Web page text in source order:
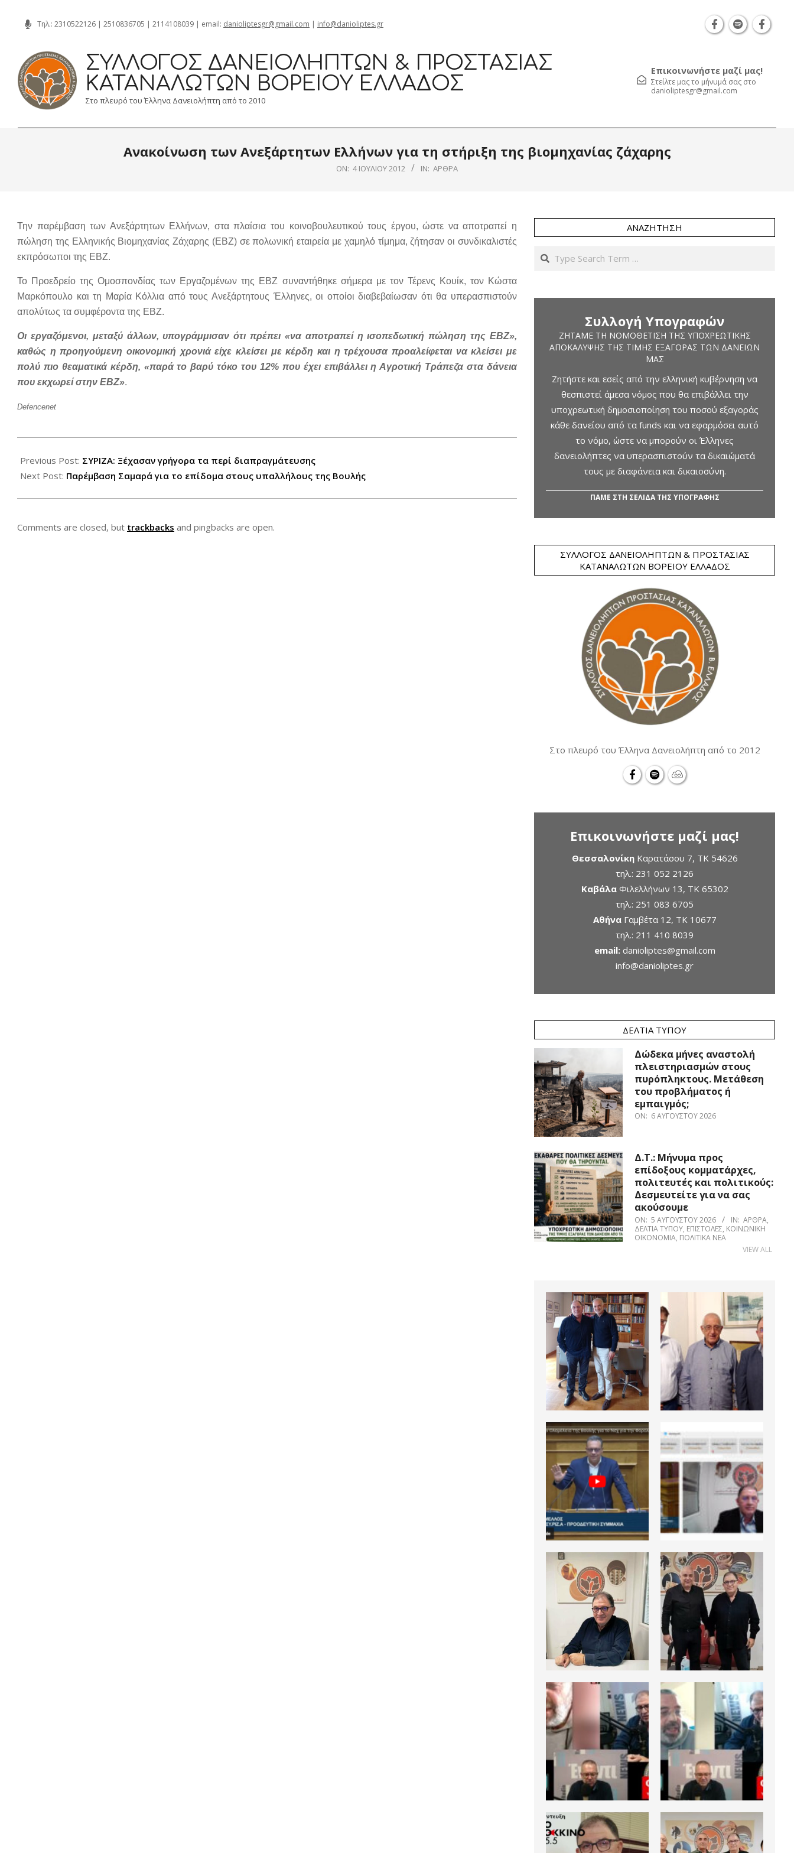
content
Τηλ.: 2310522126 | 2510836705 | 2114108039 | email: danioliptesgr@gmail.com | info@danioliptes.gr
ΣΎΛΛΟΓΟΣ ΔΑΝΕΙΟΛΗΠΤΏΝ & ΠΡΟΣΤΑΣΊΑΣ
ΚΑΤΑΝΑΛΩΤΏΝ ΒΟΡΕΊΟΥ ΕΛΛΆΔΟΣ
Στο πλευρό του Έλληνα Δανειολήπτη από το 2010
Επικοινωνήστε μαζί μας!
Στείλτε μας το μήνυμά σας στο
danioliptesgr@gmail.com
Ανακοίνωση των Ανεξάρτητων Ελλήνων για τη στήριξη της βιομηχανίας ζάχαρης
ON: 4 ΙΟΥΛΊΟΥ 2012 IN: ΆΡΘΡΑ
Την παρέμβαση των Ανεξάρτητων Ελλήνων, στα πλαίσια του κοινοβουλευτικού τους έργου, ώστε να αποτραπεί η
πώληση της Ελληνικής Βιομηχανίας Ζάχαρης (ΕΒΖ) σε πολωνική εταιρεία με χαμηλό τίμημα, ζήτησαν οι συνδικαλιστές
εκπρόσωποι της ΕΒΖ.
Το Προεδρείο της Ομοσπονδίας των Εργαζομένων της ΕΒΖ συναντήθηκε σήμερα με τον Τέρενς Κουίκ, τον Κώστα
Μαρκόπουλο και τη Μαρία Κόλλια από τους Ανεξάρτητους Έλληνες, οι οποίοι διαβεβαίωσαν ότι θα υπερασπιστούν
απολύτως τα συμφέροντα της ΕΒΖ.
Οι εργαζόμενοι, μεταξύ άλλων, υπογράμμισαν ότι πρέπει «να αποτραπεί η ισοπεδωτική πώληση της ΕΒΖ»,
καθώς η προηγούμενη οικονομική χρονιά είχε κλείσει με κέρδη και η τρέχουσα προαλείφεται να κλείσει με
πολύ πιο θεαματικά κέρδη, «παρά το βαρύ τόκο του 12% που έχει επιβάλλει η Αγροτική Τράπεζα στα δάνεια
που εκχωρεί στην ΕΒΖ».
Defencenet
07-
04
Previous Post: ΣΥΡΙΖΑ: Ξέχασαν γρήγορα τα περί διαπραγμάτευσης
Next Post: Παρέμβαση Σαμαρά για το επίδομα στους υπαλλήλους της Βουλής
Comments are closed, but trackbacks and pingbacks are open.
ΑΝΑΖΉΤΗΣΗ
Search
Συλλογή Υπογραφών
ΖΗΤΆΜΕ ΤΗ ΝΟΜΟΘΈΤΙΣΗ ΤΗΣ ΥΠΟΧΡΕΩΤΙΚΉΣ
ΑΠΟΚΆΛΥΨΗΣ ΤΗΣ ΤΙΜΉΣ ΕΞΑΓΟΡΆΣ ΤΩΝ ΔΑΝΕΊΩΝ
ΜΑΣ
Ζητήστε και εσείς από την ελληνική κυβέρνηση να
θεσπιστεί άμεσα νόμος που θα επιβάλλει την
υποχρεωτική δημοσιοποίηση του ποσού εξαγοράς
κάθε δανείου από τα funds και να εφαρμόσει αυτό
το νόμο, ώστε να μπορούν οι Έλληνες
δανειολήπτες να υπερασπιστούν τα δικαιώματά
τους με διαφάνεια και δικαιοσύνη.
ΠΑΜΕ ΣΤΗ ΣΕΛΙΔΑ ΤΗΣ ΥΠΟΓΡΑΦΗΣ
ΣΎΛΛΟΓΟΣ ΔΑΝΕΙΟΛΗΠΤΏΝ & ΠΡΟΣΤΑΣΊΑΣ
ΚΑΤΑΝΑΛΩΤΏΝ ΒΟΡΕΊΟΥ ΕΛΛΆΔΟΣ
Στο πλευρό του Έλληνα Δανειολήπτη από το 2012
Επικοινωνήστε μαζί μας!
ΘεσσαλονίκηΚαρατάσου 7, TK 54626
τηλ.: 231 052 2126
ΚαβάλαΦιλελλήνων 13, ΤΚ 65302
τηλ.: 251 083 6705
ΑθήναΓαμβέτα 12, ΤΚ 10677
τηλ.: 211 410 8039
email: danioliptes@gmail.com
info@danioliptes.gr
ΔΕΛΤΊΑ ΤΎΠΟΥ
Δώδεκα μήνες αναστολή
πλειστηριασμών στους
πυρόπληκτους. Μετάθεση
του προβλήματος ή
εμπαιγμός;
ON: 6 ΑΥΓΟΎΣΤΟΥ 2026
Δ.Τ.: Μήνυμα προς
επίδοξους κομματάρχες,
πολιτευτές και πολιτικούς:
Δεσμευτείτε για να σας
ακούσουμε
ON: 5 ΑΥΓΟΎΣΤΟΥ 2026 IN: ΆΡΘΡΑ,
ΔΕΛΤΊΑ ΤΎΠΟΥ, ΕΠΙΣΤΟΛΈΣ, ΚΟΙΝΩΝΙΚΉ
ΟΙΚΟΝΟΜΊΑ, ΠΟΛΙΤΙΚΆ ΝΈΑ
VIEW ALL